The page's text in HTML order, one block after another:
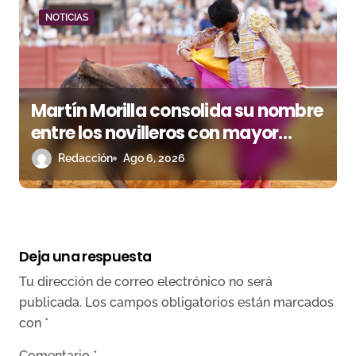
NOTICIAS
Martín Morilla consolida su nombre
entre los novilleros con mayor
proyección
Redacción Ago 6, 2026
Deja una respuesta
Tu dirección de correo electrónico no será
publicada. Los campos obligatorios están marcados
con *